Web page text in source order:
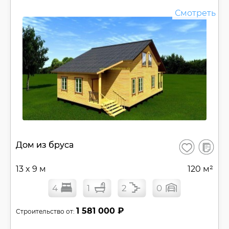
Смотреть
Дом из бруса Сохранить
В
13 x 9 м 120 м²
4 1 2 0
Строительство от: 1 581 000 ₽